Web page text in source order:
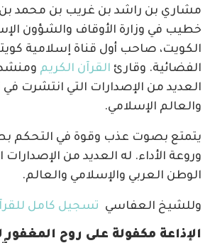
مشاري بن راشد بن غريب بن محمد
خطيب في وزارة الأوقاف والشؤون
الكويت، صاحب أول قناة إسلامية
الفضائية. وقارئ القرآن الكريم ومنشد
العديد من الإصدارات التي انتشرت
والعالم الإسلامي.
يتمتع بصوت عذب وقوة في التحكم
وروعة الأداء. له العديد من
الوطن العربي والإسلامي والعالم.
وللشيخ العفاسي تسجيل كامل
الإذاعة مكفولة على روح المغفور